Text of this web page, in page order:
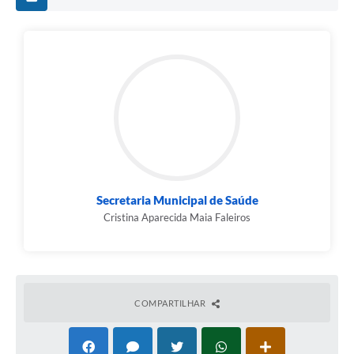
Secretaria Municipal de Saúde
Cristina Aparecida Maia Faleiros
COMPARTILHAR